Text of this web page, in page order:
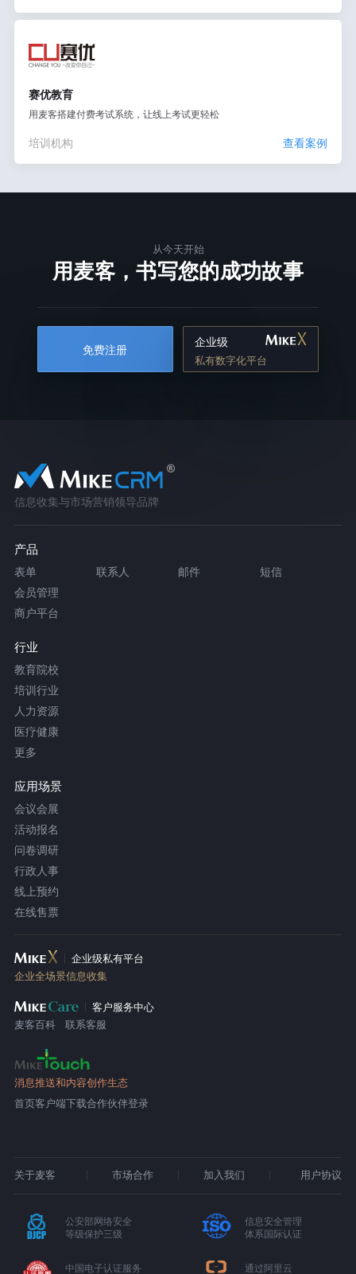
赛优教育
用麦客搭建付费考试系统，让线上考试更轻松
培训机构 查看案例
从今天开始
用麦客，书写您的成功故事
免费注册
企业级
私有数字化平台
信息收集与市场营销领导品牌
产品
表单 联系人 邮件
短信
会员管理
商户平台
行业
教育院校
培训行业
人力资源
医疗健康
更多
应用场景
会议会展
活动报名
问卷调研
行政人事
线上预约
在线售票
企业级私有平台
企业全场景信息收集
客户服务中心
麦客百科
联系客服
消息推送和内容创作生态
首页客户端下载合作伙伴登录
关于麦客 市场合作 加入我们 用户协议
公安部网络安全
等级保护三级
信息安全管理
体系国际认证
中国电子认证服务 通过阿里云